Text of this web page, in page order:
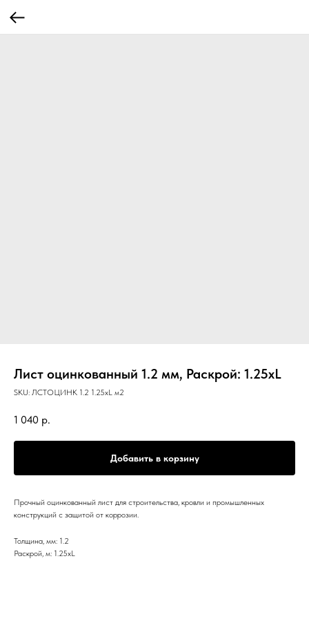
Лист оцинкованный 1.2 мм, Раскрой: 1.25хL
SKU: ЛСТОЦИНК 1.2 1.25хL м2
1 040 р.
Добавить в корзину
Прочный оцинкованный лист для строительства, кровли и промышленных
конструкций с защитой от коррозии.
Толщина, мм: 1.2
Раскрой, м: 1.25хL